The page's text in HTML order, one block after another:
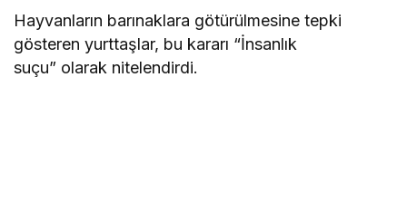
Hayvanların barınaklara götürülmesine tepki
gösteren yurttaşlar, bu kararı “İnsanlık
suçu” olarak nitelendirdi.